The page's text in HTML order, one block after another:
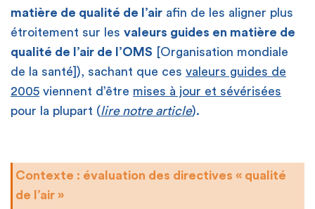
matière de qualité de l’air afin de les aligner plus
étroitement sur les valeurs guides en matière de
qualité de l’air de l’OMS [Organisation mondiale
de la santé]), sachant que ces valeurs guides de
2005 viennent d’être mises à jour et sévérisées
pour la plupart (lire notre article).
Contexte : évaluation des directives « qualité
de l’air »